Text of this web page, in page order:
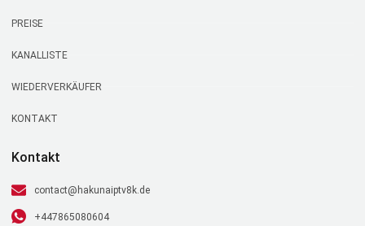
PREISE
KANALLISTE
WIEDERVERKÄUFER
KONTAKT
Kontakt
contact@hakunaiptv8k.de
+447865080604